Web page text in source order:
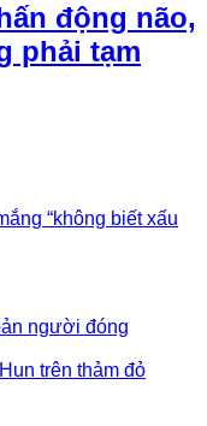
động não,
phải tạm
“không biết xấu
người đóng
trên thảm đỏ